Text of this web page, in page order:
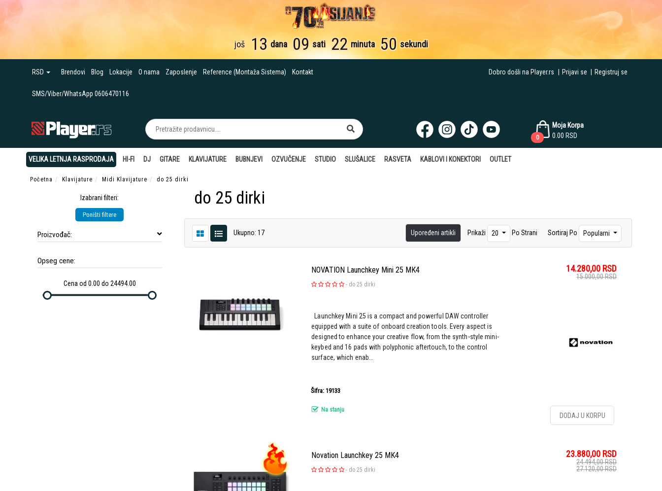
još 13 dana 09 sati 22 minuta 49 sekundi
RSD Brendovi Blog Lokacije O nama Zaposlenje Reference (Montaža Sistema) Kontakt
SMS/Viber/WhatsApp 0606470116
Dobro došli na Player.rs Prijavi se Registruj se
Moja Korpa
0.00 RSD
0
VELIKA LETNJA RASPRODAJA HI-FI DJ GITARE KLAVIJATURE BUBNJEVI OZVUČENJE STUDIO SLUŠALICE RASVETA KABLOVI I KONEKTORI OUTLET
Početna Klavijature Midi Klavijature do 25 dirki
Izabrani filteri:
Poništi filtere
Proizvođač:
Opseg cene:
Cena od 0.00 do 24494.00
do 25 dirki
Ukupno: 17 Upoređeni artikli Prikaži 20 Po Strani Sortiraj Po Popularni
NOVATION Launchkey Mini 25 MK4
- do 25 dirki
14.280,00 RSD
15.000,00RSD
Launchkey Mini 25 is a compact and powerful DAW controller
equipped with a suite of onboard creation tools. Every aspect is
designed to enhance your creative flow, from the synth-style mini-
keybed and 16 pads with polyphonic aftertouch, to the control
surface, which enab...
Šifra: 19133
Na stanju
DODAJ U KORPU
Novation Launchkey 25 MK4
- do 25 dirki
23.880,00 RSD
24.494,00RSD
27.120,00RSD